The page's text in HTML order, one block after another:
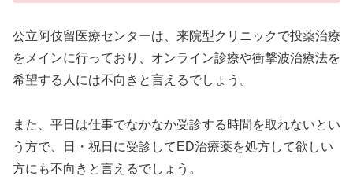
公立阿伎留医療センターは、来院型クリニックで投薬治療
をメインに行っており、オンライン診療や衝撃波治療法を
希望する人には不向きと言えるでしょう。
また、平日は仕事でなかなか受診する時間を取れないとい
う方で、日・祝日に受診してED治療薬を処方して欲しい
方にも不向きと言えるでしょう。